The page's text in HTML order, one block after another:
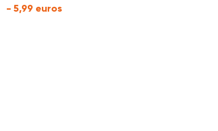
- 5,99 euros